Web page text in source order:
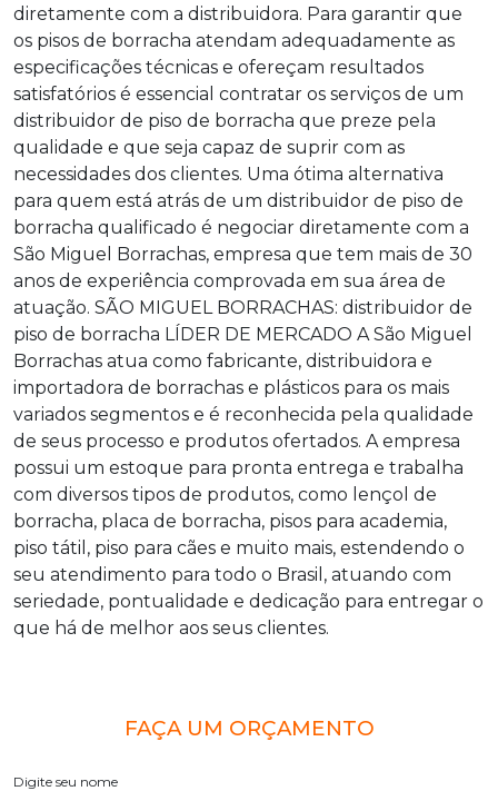
diretamente com a distribuidora. Para garantir que
os pisos de borracha atendam adequadamente as
especificações técnicas e ofereçam resultados
satisfatórios é essencial contratar os serviços de um
distribuidor de piso de borracha que preze pela
qualidade e que seja capaz de suprir com as
necessidades dos clientes. Uma ótima alternativa
para quem está atrás de um distribuidor de piso de
borracha qualificado é negociar diretamente com a
São Miguel Borrachas, empresa que tem mais de 30
anos de experiência comprovada em sua área de
atuação. SÃO MIGUEL BORRACHAS: distribuidor de
piso de borracha LÍDER DE MERCADO A São Miguel
Borrachas atua como fabricante, distribuidora e
importadora de borrachas e plásticos para os mais
variados segmentos e é reconhecida pela qualidade
de seus processo e produtos ofertados. A empresa
possui um estoque para pronta entrega e trabalha
com diversos tipos de produtos, como lençol de
borracha, placa de borracha, pisos para academia,
piso tátil, piso para cães e muito mais, estendendo o
seu atendimento para todo o Brasil, atuando com
seriedade, pontualidade e dedicação para entregar o
que há de melhor aos seus clientes.
FAÇA UM ORÇAMENTO
Digite seu nome